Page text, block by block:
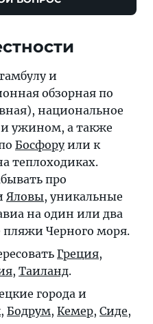
и
обзорная по
национальное
ужином, а также
Босфоруили к
теплоходиках.
про
Яловы, уникальные
на один или два
Черного моря.
Греция,
, Таиланд.
города и
, Бодрум, Кемер, Сиде,